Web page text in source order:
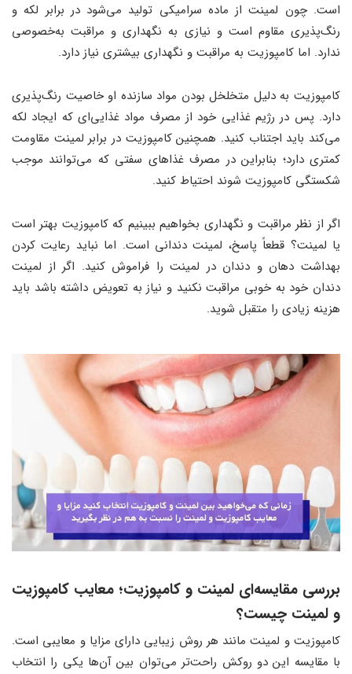
است. چون لمینت از ماده سرامیکی تولید می‌شود در برابر لکه و
رنگ‌پذیری مقاوم است و نیازی به نگهداری و مراقبت به‌خصوصی
ندارد. اما کامپوزیت به مراقبت و نگهداری بیشتری نیاز دارد.
کامپوزیت به دلیل متخلخل بودن مواد سازنده او خاصیت رنگ‌پذیری
دارد. پس در رژیم غذایی خود از مصرف مواد غذایی‌ای که ایجاد لکه
می‌کند باید اجتناب کنید. همچنین کامپوزیت در برابر لمینت مقاومت
کمتری دارد؛ بنابراین در مصرف غذاهای سفتی که می‌توانند موجب
شکستگی کامپوزیت شوند احتیاط کنید.
اگر از نظر مراقبت و نگهداری بخواهیم ببینیم که کامپوزیت بهتر است
یا لمینت؟ قطعاً پاسخ، لمینت دندانی است. اما نباید رعایت کردن
بهداشت دهان و دندان در لمینت را فراموش کنید. اگر از لمینت
دندان خود به خوبی مراقبت نکنید و نیاز به تعویض داشته باشد باید
هزینه زیادی را متقبل شوید.
بررسی مقایسه‌ای لمینت و کامپوزیت؛ معایب کامپوزیت
و لمینت چیست؟
کامپوزیت و لمینت مانند هر روش زیبایی دارای مزایا و معایبی است.
با مقایسه این دو روکش راحت‌تر می‌توان بین آن‌ها یکی را انتخاب